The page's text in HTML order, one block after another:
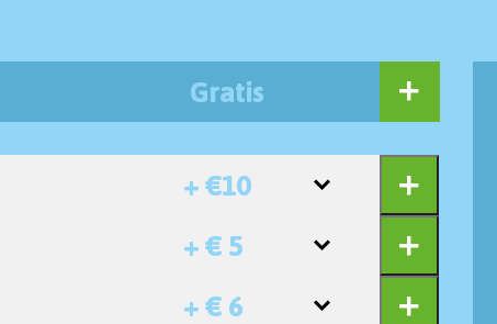
Gratis
+ €10
+ € 5
+ € 6